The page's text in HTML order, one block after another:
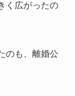
く広がったの
のも、離婚公